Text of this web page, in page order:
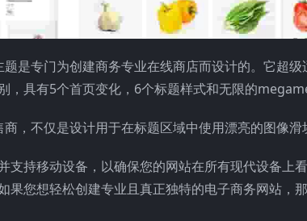
是专门为创建商务专业在线商店而设计的。它超
，具有5个首页变化，6个标题样式和无限的
，不仅是设计用于在标题区域中使用漂亮的图像滑
支持移动设备，以确保您的网站在所有现代设备上
果您想轻松创建专业且真正独特的电子商务网站，